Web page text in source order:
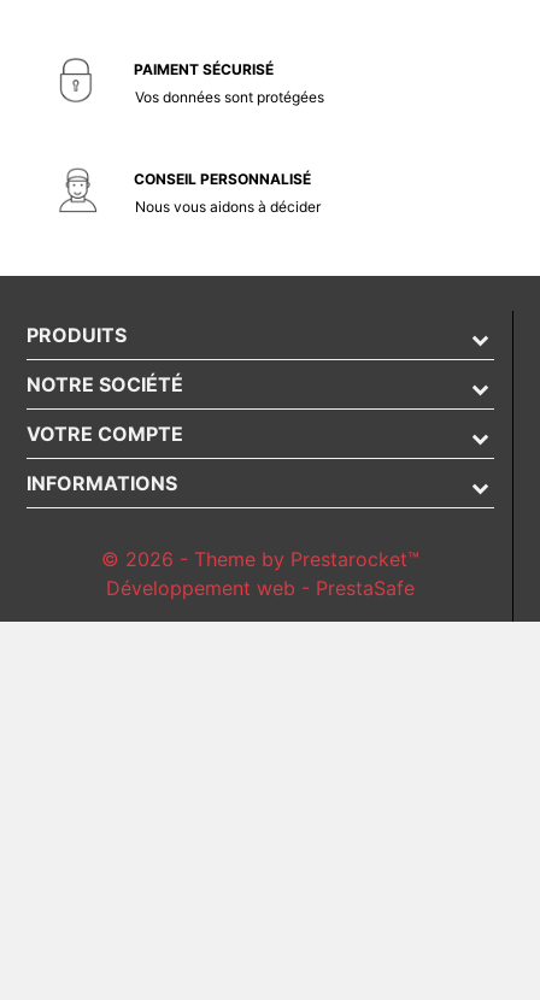
PAIMENT SÉCURISÉ
Vos données sont protégées
CONSEIL PERSONNALISÉ
Nous vous aidons à décider
PRODUITS
NOTRE SOCIÉTÉ
VOTRE COMPTE
INFORMATIONS
© 2026 - Theme by Prestarocket™
Développement web - PrestaSafe